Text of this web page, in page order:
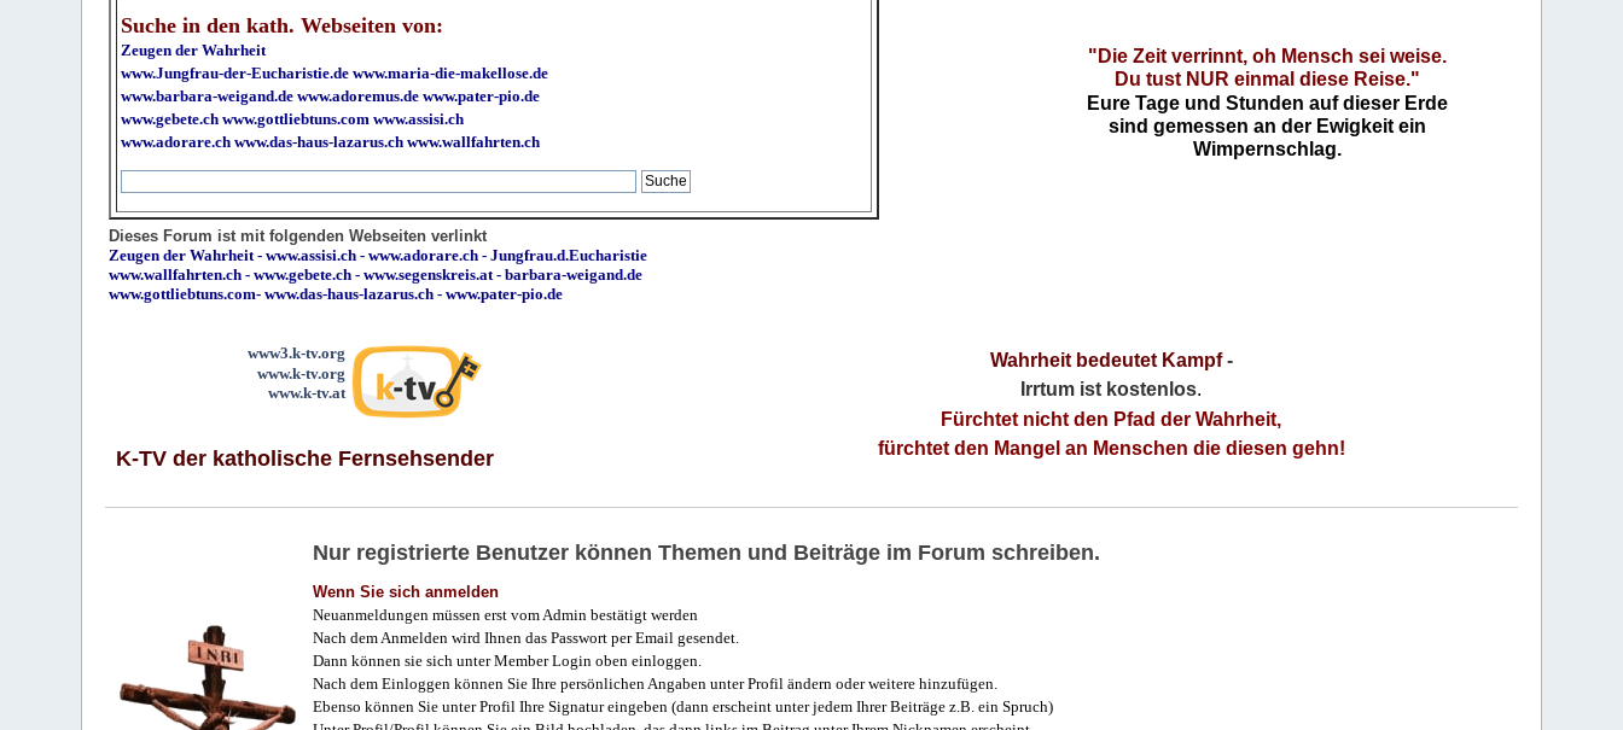
Suche in den kath. Webseiten von:
Zeugen der Wahrheit
www.Jungfrau-der-Eucharistie.de www.maria-die-makellose.de
www.barbara-weigand.de www.adoremus.de www.pater-pio.de
www.gebete.ch www.gottliebtuns.com www.assisi.ch
www.adorare.ch www.das-haus-lazarus.ch www.wallfahrten.ch
"Die Zeit verrinnt, oh Mensch sei weise.
Du tust NUR einmal diese Reise."
Eure Tage und Stunden auf dieser Erde
sind gemessen an der Ewigkeit ein
Wimpernschlag.
Dieses Forum ist mit folgenden Webseiten verlinkt
Zeugen der Wahrheit-www.assisi.ch -www.adorare.ch -Jungfrau.d.Eucharistie
www.wallfahrten.ch -www.gebete.ch -www.segenskreis.at-barbara-weigand.de
www.gottliebtuns.com-www.das-haus-lazarus.ch - www.pater-pio.de
www3.k-tv.org
www.k-tv.org
www.k-tv.at
K-TV der katholische Fernsehsender
Wahrheit bedeutet Kampf-
Irrtum ist kostenlos.
Fürchtet nicht den Pfad der Wahrheit,
fürchtet den Mangel an Menschen die diesen gehn!
Nur registrierte Benutzer können Themen und Beiträge im Forum schreiben.
Wenn Sie sich anmelden
Neuanmeldungen müssen erst vom Admin bestätigt werden
Nach dem Anmelden wird Ihnen das Passwort per Email gesendet.
Dann können sie sich unter Member Login oben einloggen.
Nach dem Einloggen können Sie Ihre persönlichen Angaben unter Profil ändern oder weitere hinzufügen.
Ebenso können Sie unter Profil Ihre Signatur eingeben (dann erscheint unter jedem Ihrer Beiträge z.B. ein Spruch)